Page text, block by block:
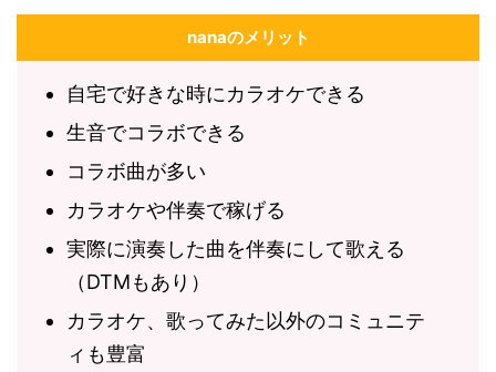
nanaのメリット
自宅で好きな時にカラオケできる
生音でコラボできる
コラボ曲が多い
カラオケや伴奏で稼げる
実際に演奏した曲を伴奏にして歌える
（DTMもあり）
カラオケ、歌ってみた以外のコミュニテ
ィも豊富